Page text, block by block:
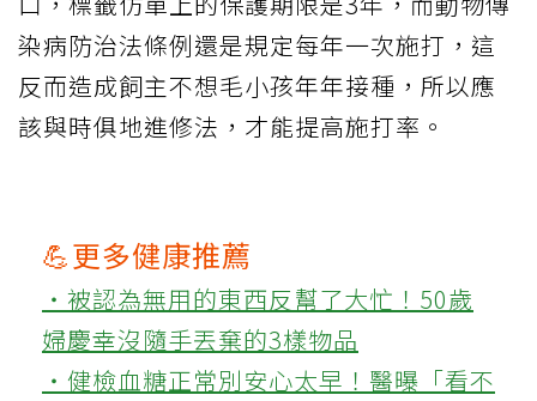
染病防治法條例還是規定每年一次施打，這
反而造成飼主不想毛小孩年年接種，所以應
該與時俱地進修法，才能提高施打率。
💪更多健康推薦
‧被認為無用的東西反幫了大忙！50歲
婦慶幸沒隨手丟棄的3樣物品
‧健檢血糖正常別安心太早！醫曝「看不